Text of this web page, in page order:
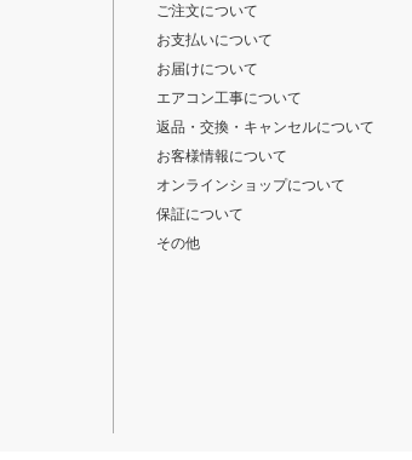
ご注文について
お支払いについて
お届けについて
エアコン工事について
返品・交換・キャンセルについて
お客様情報について
オンラインショップについて
保証について
その他